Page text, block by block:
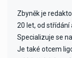
Zbyněk je
20 let, od střídání
Specializuje se
Je také otcem